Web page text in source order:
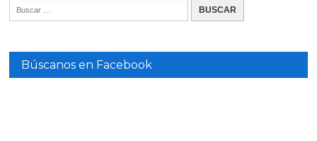
Búscanos en Facebook